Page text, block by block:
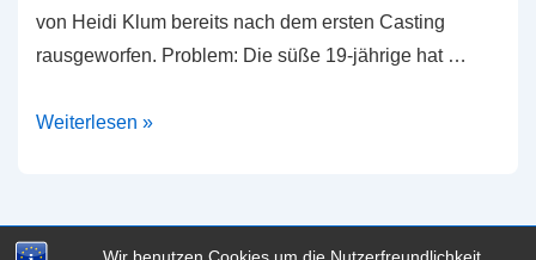
von Heidi Klum bereits nach dem ersten Casting
rausgeworfen. Problem: Die süße 19-jährige hat …
Heidi
Sophia
Thomalla
Weiterlesen »